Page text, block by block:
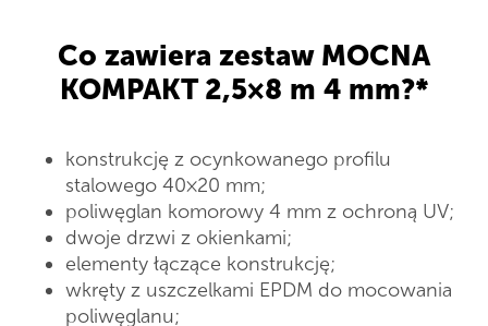
Co zawiera zestaw MOCNA
KOMPAKT 2,5×8 m 4 mm?*
konstrukcję z ocynkowanego profilu
stalowego 40×20 mm;
poliwęglan komorowy 4 mm z ochroną UV;
dwoje drzwi z okienkami;
elementy łączące konstrukcję;
wkręty z uszczelkami EPDM do mocowania
poliwęglanu;